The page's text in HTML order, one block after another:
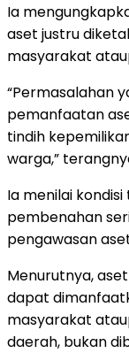
Ia
aset justru
masyarakat
“Permasalahan
pemanfaatan
tindih
warga,”
Ia menilai
pembenahan
pengawasan
Menurutnya,
dapat
masyarakat
daerah, bukan